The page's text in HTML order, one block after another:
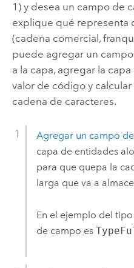
1) y desea un campo de
explique qué representa
(cadena comercial,
puede agregar un
a la capa, agregar la capa
valor de código y
cadena de caracteres.
Agregar un campo
capa de entidades
para que quepa la
larga que va a
En el ejemplo del
de campo es